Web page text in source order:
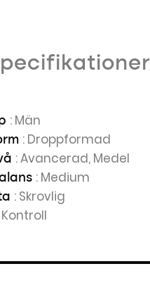
: Män
: Droppformad
: Avancerad, Medel
: Medium
: Skrovlig
Kontroll